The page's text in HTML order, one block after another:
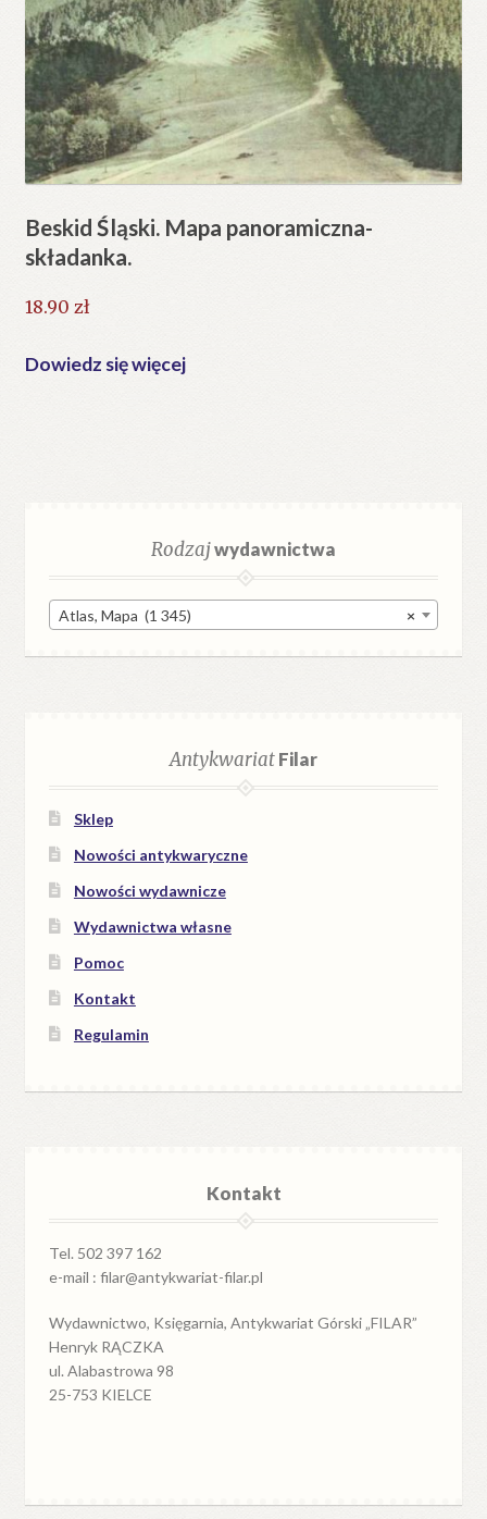
Beskid Śląski. Mapa panoramiczna-
składanka.
18.90 zł
Dowiedz się więcej
Rodzajwydawnictwa
×
Atlas, Mapa (1 345)
AntykwariatFilar
Sklep
Nowości antykwaryczne
Nowości wydawnicze
Wydawnictwa własne
Pomoc
Kontakt
Regulamin
Kontakt
Tel. 502 397 162
e-mail : filar@antykwariat-filar.pl
Wydawnictwo, Księgarnia, Antykwariat Górski „FILAR”
Henryk RĄCZKA
ul. Alabastrowa 98
25-753 KIELCE